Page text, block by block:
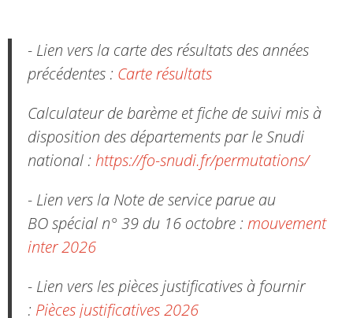
- Lien vers la carte des résultats des années
précédentes : Carte résultats
Calculateur de barème et fiche de suivi mis à
disposition des départements par le Snudi
national : https://fo-snudi.fr/permutations/
- Lien vers la Note de service parue au
BO spécial n° 39 du 16 octobre : mouvement
inter 2026
- Lien vers les pièces justificatives à fournir
: Pièces justificatives 2026